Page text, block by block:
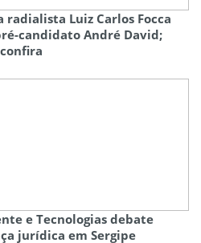
Luiz Carlos Focca
candidato André David;
e Tecnologias debate
jurídica em Sergipe